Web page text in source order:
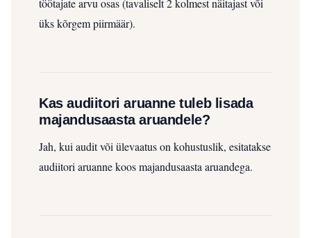
töötajate arvu osas (tavaliselt 2 kolmest näitajast või
üks kõrgem piirmäär).
Kas audiitori aruanne tuleb lisada
majandusaasta aruandele?
Jah, kui audit või ülevaatus on kohustuslik, esitatakse
audiitori aruanne koos majandusaasta aruandega.